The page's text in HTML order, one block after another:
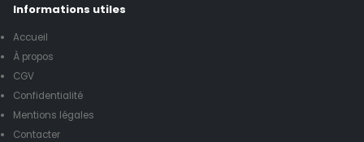
Informations utiles
Accueil
À propos
CGV
Confidentialité
Mentions légales
Contacter